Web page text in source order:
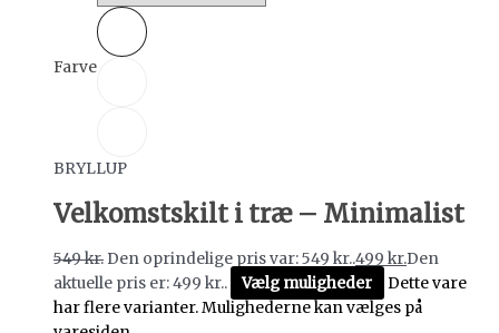
Farve
BRYLLUP
Velkomstskilt i træ – Minimalist
549kr. Den oprindelige pris var: 549 kr..499 kr.Den
aktuelle pris er: 499 kr..
Vælg muligheder
Dette vare
har flere varianter. Mulighederne kan vælges på